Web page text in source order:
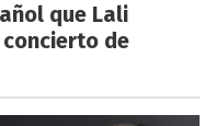
que Lali
de